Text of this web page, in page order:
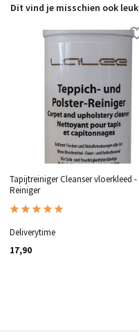
Dit vind je misschien ook leuk
Tapijtreiniger Cleanser vloerkleed -
Reiniger
Deliverytime
17,90